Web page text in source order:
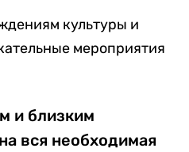
культуры и
мероприятия
и близким
вся необходимая